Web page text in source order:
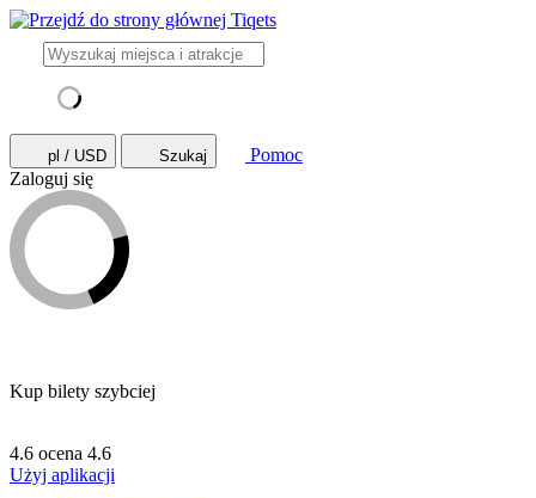
pl / USD Szukaj
Pomoc
Zaloguj się
Kup bilety szybciej
4.6 ocena 4.6
Użyj aplikacji